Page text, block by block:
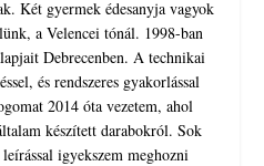
Két gyermek édesanyja vagyok
a Velencei tónál. 1998-ban
Debrecenben. A technikai
és rendszeres gyakorlással
2014 óta vezetem, ahol
készített darabokról. Sok
igyekszem meghozni